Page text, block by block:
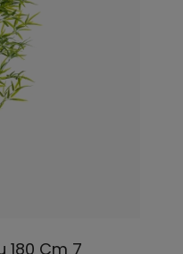
180 Cm 7